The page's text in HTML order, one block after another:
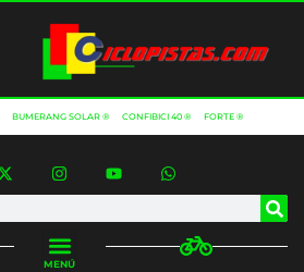
BUMERANG SOLAR ® CONFIBICI 40 ® FORTE ®
MENÚ